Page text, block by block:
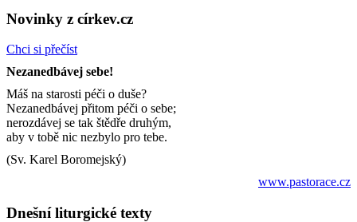
Novinky z církev.cz
Chci si přečíst
Nezanedbávej sebe!
Máš na starosti péči o duše?
Nezanedbávej přitom péči o sebe;
nerozdávej se tak štědře druhým,
aby v tobě nic nezbylo pro tebe.
(Sv. Karel Boromejský)
www.pastorace.cz
Dnešní liturgické texty